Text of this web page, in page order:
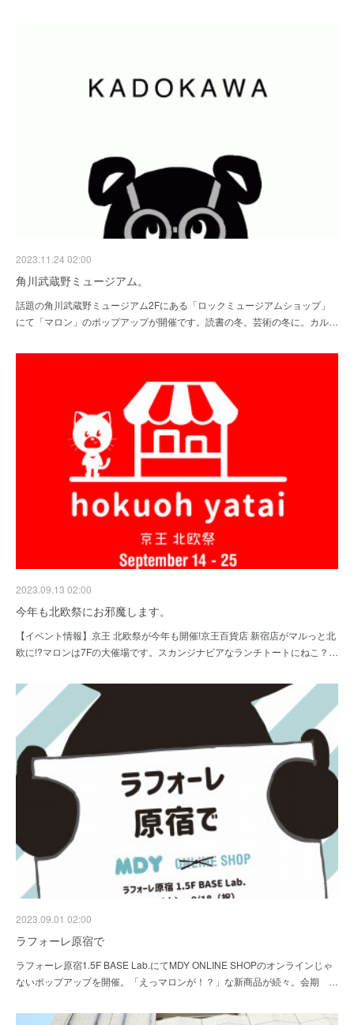
2023.11.24 02:00
角川武蔵野ミュージアム。
話題の角川武蔵野ミュージアム2Fにある「ロックミュージアムショップ」
にて「マロン」のポップアップが開催です。読書の冬。芸術の冬に。カル…
2023.09.13 02:00
今年も北欧祭にお邪魔します。
【イベント情報】京王 北欧祭が今年も開催!京王百貨店 新宿店がマルっと北
欧に!?マロンは7Fの大催場です。スカンジナビアなランチトートにねこ？…
2023.09.01 02:00
ラフォーレ原宿で
ラフォーレ原宿1.5F BASE Lab.にてMDY ONLINE SHOPのオンラインじゃ
ないポップアップを開催。「えっマロンが！？」な新商品が続々。会期 …